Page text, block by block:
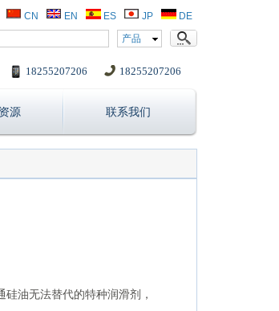
CN EN ES JP
DE
产品
18255207206
18255207206
源 联系我们
油无法替代的特种润滑剂，